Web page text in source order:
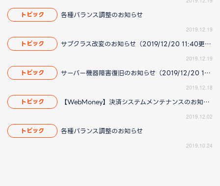
トピック 各種バランス調整のお知らせ
2019.12.19
トピック サブクラス改変のお知らせ（2019/12/20 11:40更新）
2019.12.19
トピック サーバー機器障害復旧のお知らせ（2019/12/20 15:38更新）
2019.12.18
トピック 【WebMoney】決済システムメンテナンスのお知らせ
2019.12.02
トピック 各種バランス調整のお知らせ
2019.10.24